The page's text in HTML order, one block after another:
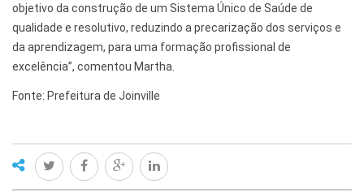
objetivo da construção de um Sistema Único de Saúde de
qualidade e resolutivo, reduzindo a precarização dos serviços e
da aprendizagem, para uma formação profissional de
excelência”, comentou Martha.
Fonte: Prefeitura de Joinville